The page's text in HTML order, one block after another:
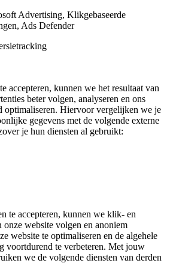
Advertising, Klikgebaseerde
Ads Defender
accepteren, kunnen we het resultaat van
beter volgen, analyseren en ons
optimaliseren. Hiervoor vergelijken we je
gegevens met de volgende externe
je hun diensten al gebruikt:
te accepteren, kunnen we klik- en
onze website volgen en anoniem
website te optimaliseren en de algehele
voortdurend te verbeteren. Met jouw
we de volgende diensten van derden